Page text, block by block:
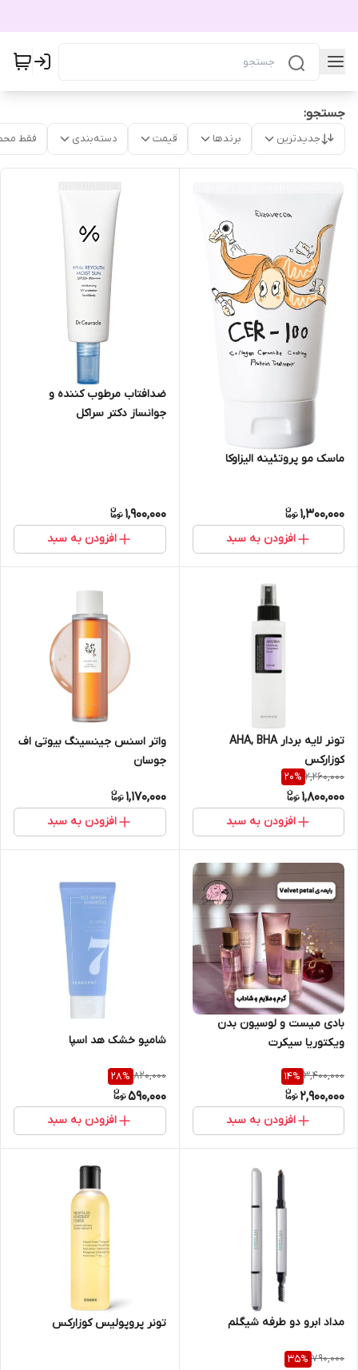
جستجو:
جدیدترین برندها قیمت دسته‌بندی فقط
ماسک مو پروتئینه الیزاوکا
1,300,000
افزودن به سبد
ضدافتاب مرطوب کننده و
جوانساز دکتر سراکل
1,900,000
افزودن به سبد
تونر لایه بردار AHA, BHA
کوزارکس
2,260,000
20%
1,800,000
افزودن به سبد
واتر اسنس جینسینگ بیوتی اف
جوسان
1,170,000
افزودن به سبد
بادی میست و لوسیون بدن
ویکتوریا سیکرت
3,400,000
14%
2,900,000
افزودن به سبد
شامپو خشک هد اسپا
820,000
28%
590,000
افزودن به سبد
مداد ابرو دو طرفه شیگلم
790,000
35%
تونر پروپولیس کوزارکس